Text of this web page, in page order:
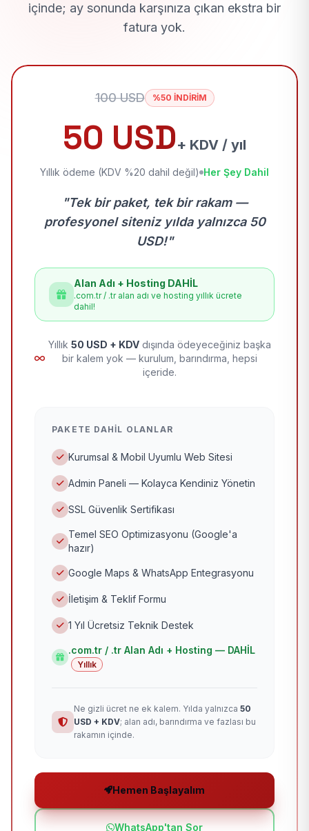
içinde; ay sonunda karşınıza çıkan ekstra bir
fatura yok.
100 USD %50 İNDİRİM
50 USD+ KDV / yıl
Yıllık ödeme (KDV %20 dahil değil) Her Şey Dahil
"Tek bir paket, tek bir rakam —
profesyonel siteniz yılda yalnızca 50
USD!"
Alan Adı + Hosting DAHİL
.com.tr / .tr alan adı ve hosting yıllık ücrete
dahil!
Yıllık 50 USD + KDV dışında ödeyeceğiniz başka
bir kalem yok — kurulum, barındırma, hepsi
içeride.
PAKETE DAHIL OLANLAR
Kurumsal & Mobil Uyumlu Web Sitesi
Admin Paneli — Kolayca Kendiniz Yönetin
SSL Güvenlik Sertifikası
Temel SEO Optimizasyonu (Google'a
hazır)
Google Maps & WhatsApp Entegrasyonu
İletişim & Teklif Formu
1 Yıl Ücretsiz Teknik Destek
.com.tr / .tr Alan Adı + Hosting — DAHİL
Yıllık
Ne gizli ücret ne ek kalem. Yılda yalnızca 50
USD + KDV; alan adı, barındırma ve fazlası bu
rakamın içinde.
Hemen Başlayalım
WhatsApp'tan Sor